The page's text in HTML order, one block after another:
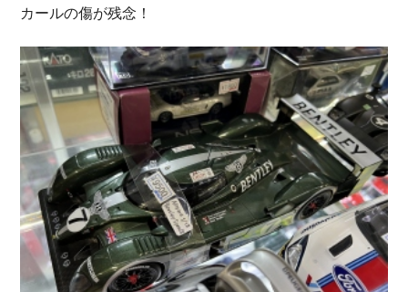
カールの傷が残念！